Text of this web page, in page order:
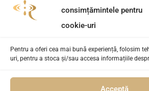
consimțămintele pentru
cookie-uri
Pentru a oferi cea mai bună experiență, folosim
uri, pentru a stoca și/sau accesa informațiile
Acceptă